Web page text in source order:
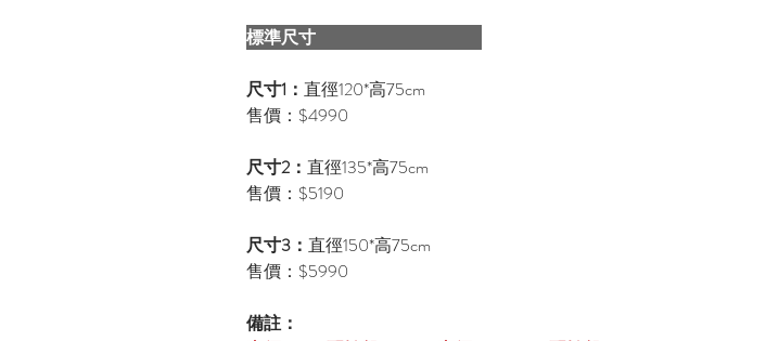
標準尺寸
尺寸1： 直徑120*高75cm
售價：$4990
尺寸2： 直徑135*高75cm
售價：$5190
尺寸3： 直徑150*高75cm
售價：$5990
備註：